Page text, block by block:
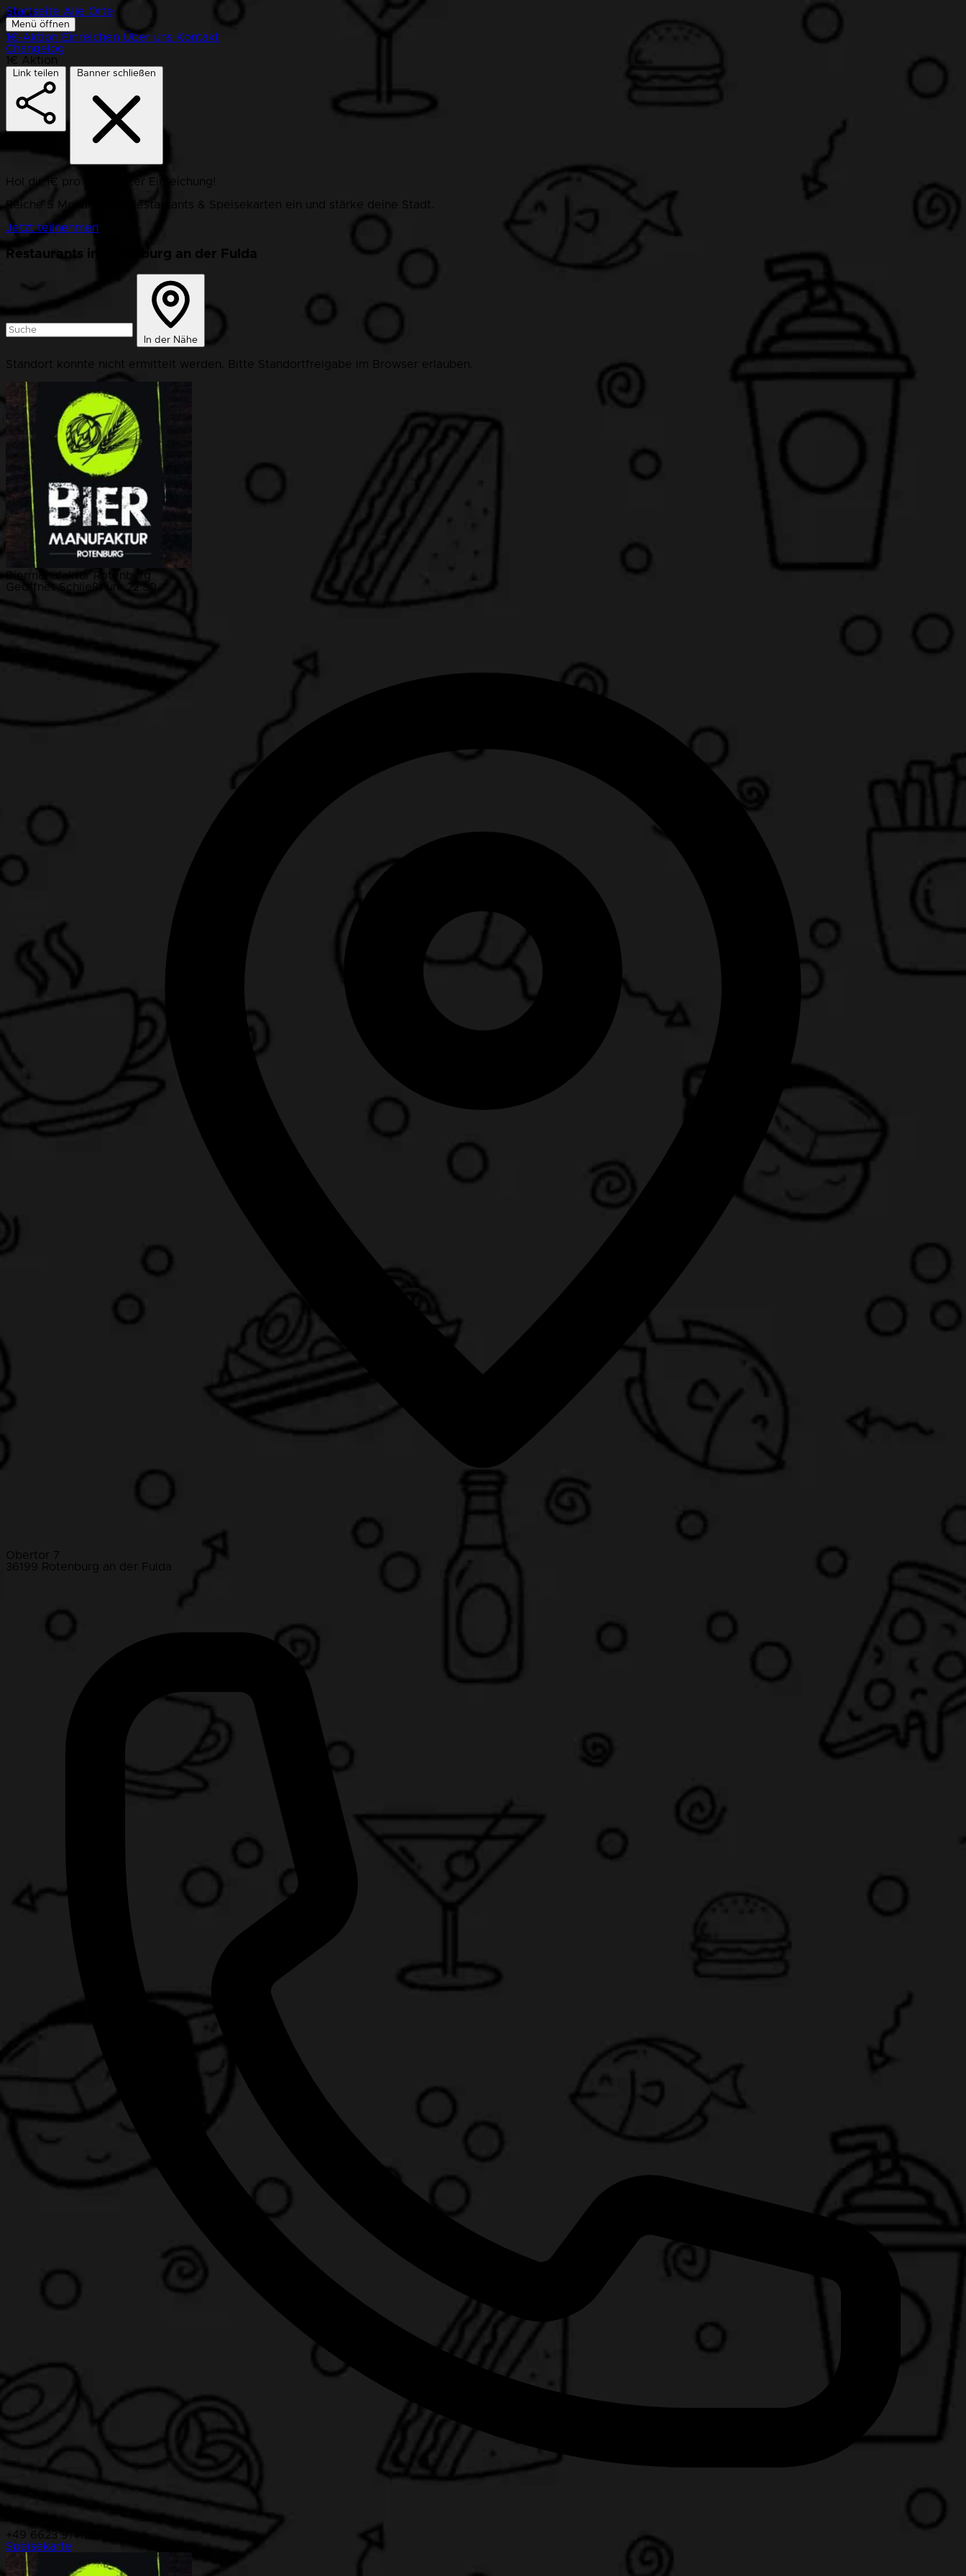
Startseite Alle Orte
Menü öffnen
1€-Aktion Einreichen Über uns Kontakt
Changelog
1€ Aktion
Link teilen Banner schließen
Hol dir 1€ pro bestätigter Einreichung!
Reiche 5 Monate lang Restaurants & Speisekarten ein und stärke deine Stadt.
Jetzt teilnehmen
Restaurants in Rotenburg an der Fulda
In der Nähe
Standort konnte nicht ermittelt werden. Bitte Standortfreigabe im Browser erlauben.
Biermanufaktur Rotenburg
Geöffnet
Schließt um 22:30
Obertor 7
36199 Rotenburg an der Fulda
+49 6623 9141220
Speisekarte